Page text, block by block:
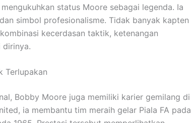
status Moore sebagai legenda. Ia
simbol profesionalisme. Tidak banyak kapten
kecerdasan taktik, ketenangan
dirinya.
Terlupakan
Bobby Moore juga memiliki karier gemilang di
ia membantu tim meraih gelar Piala FA pada